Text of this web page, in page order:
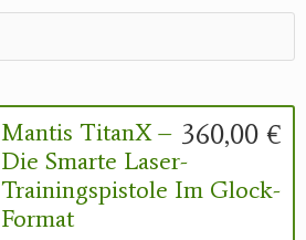
360,00 €
Mantis TitanX –
Die Smarte Laser-
Trainingspistole Im Glock-
Format